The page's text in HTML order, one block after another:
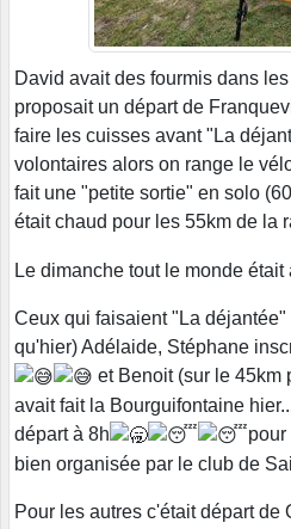
David avait des fourmis dans
proposait un départ de
faire les cuisses avant "La
volontaires alors on range le
fait une "petite sortie" en solo
était chaud pour les 55km de la
Le dimanche tout le monde était
Ceux qui faisaient "La
qu'hier) Adélaide, Stéphane
et Benoit (sur le 45km
avait fait la Bourguifontaine
départ à 8h
pour
bien organisée par le club de
Pour les autres c'était départ de